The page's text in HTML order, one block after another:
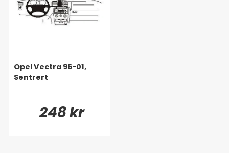
Opel Vectra 96-01,
Sentrert
248 kr